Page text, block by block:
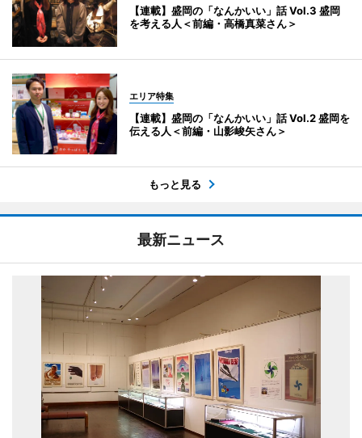
【連載】盛岡の「なんかいい」話 Vol.3 盛岡
を考える人＜前編・高橋真菜さん＞
エリア特集
【連載】盛岡の「なんかいい」話 Vol.2 盛岡を
伝える人＜前編・山影峻矢さん＞
もっと見る
最新ニュース